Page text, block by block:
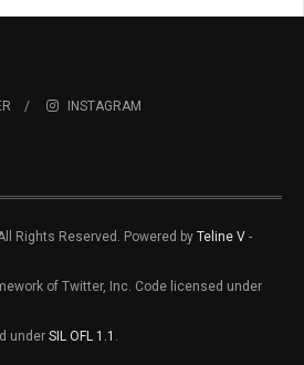
INSTAGRAM
Rights Reserved. Powered by Teline V -
of Twitter, Inc. Code licensed under
under SIL OFL 1.1 .